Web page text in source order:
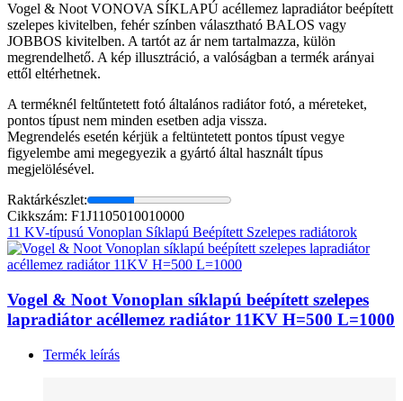
Vogel & Noot VONOVA SÍKLAPÚ acéllemez lapradiátor beépített
szelepes kivitelben, fehér színben választható BALOS vagy
JOBBOS kivitelben. A tartót az ár nem tartalmazza, külön
megrendelhető. A kép illusztráció, a valóságban a termék arányai
ettől eltérhetnek.
A terméknél feltűntetett fotó általános radiátor fotó, a méreteket,
pontos típust nem minden esetben adja vissza.
Megrendelés esetén kérjük a feltüntetett pontos típust vegye
figyelembe ami megegyezik a gyártó által használt típus
megjelölésével.
Raktárkészlet:
Cikkszám: F1J1105010010000
11 KV-típusú Vonoplan Síklapú Beépített Szelepes radiátorok
Vogel & Noot Vonoplan síklapú beépített szelepes
lapradiátor acéllemez radiátor 11KV H=500 L=1000
Termék leírás